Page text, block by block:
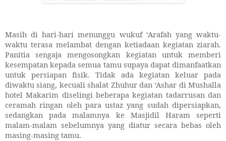
Masih di hari-hari menunggu wukuf ‘Arafah yang waktu-
waktu terasa melambat dengan ketiadaan kegiatan ziarah.
Panitia sengaja mengosongkan kegiatan untuk memberi
kesempatan kepada semua tamu supaya dapat dimanfaatkan
untuk persiapan fisik. Tidak ada kegiatan keluar pada
diwaktu siang, kecuali shalat Zhuhur dan ‘Ashar di Mushalla
hotel Makarim diselingi beberapa kegiatan tadarrusan dan
ceramah ringan oleh para ustaz yang sudah dipersiapkan,
sedangkan pada malamnya ke Masjidil Haram seperti
malam-malam sebelumnya yang diatur secara bebas oleh
masing-masing tamu.